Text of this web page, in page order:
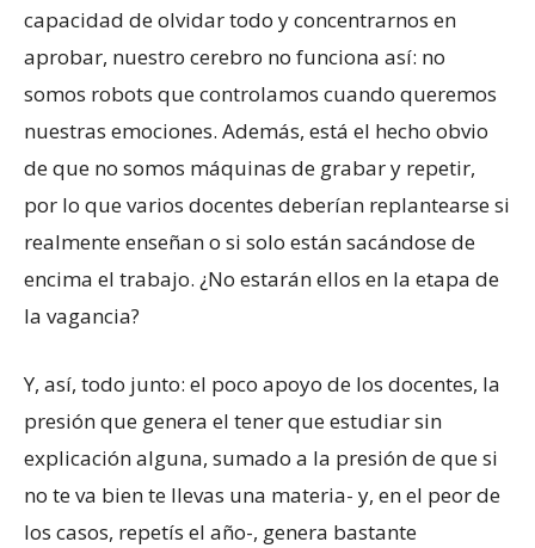
capacidad de olvidar todo y concentrarnos en
aprobar, nuestro cerebro no funciona así: no
somos robots que controlamos cuando queremos
nuestras emociones. Además, está el hecho obvio
de que no somos máquinas de grabar y repetir,
por lo que varios docentes deberían replantearse si
realmente enseñan o si solo están sacándose de
encima el trabajo. ¿No estarán ellos en la etapa de
la vagancia?
Y, así, todo junto: el poco apoyo de los docentes, la
presión que genera el tener que estudiar sin
explicación alguna, sumado a la presión de que si
no te va bien te llevas una materia- y, en el peor de
los casos, repetís el año-, genera bastante